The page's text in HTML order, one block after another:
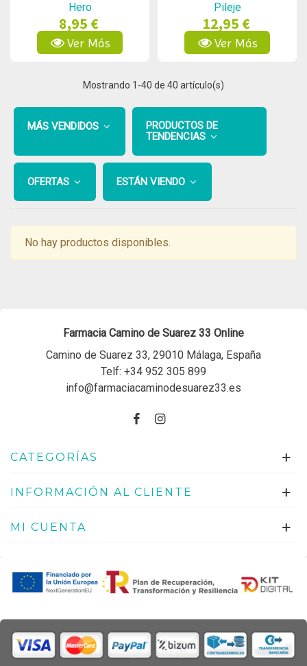
Hero
8,95 €
Ver Más
Pileje
12,95 €
Ver Más
Mostrando 1 -40 de 40 artículo(s)
MÁS VENDIDOS
PRODUCTOS DE
TENDENCIAS
OFERTAS ESTÁN VIENDO
No hay productos disponibles.
Farmacia Camino de Suarez 33 Online
Camino de Suarez 33, 29010 Málaga, España
Telf: +34 952 305 899
info@farmaciacaminodesuarez33.es
CATEGORÍAS
INFORMACIÓN AL CLIENTE
MI CUENTA